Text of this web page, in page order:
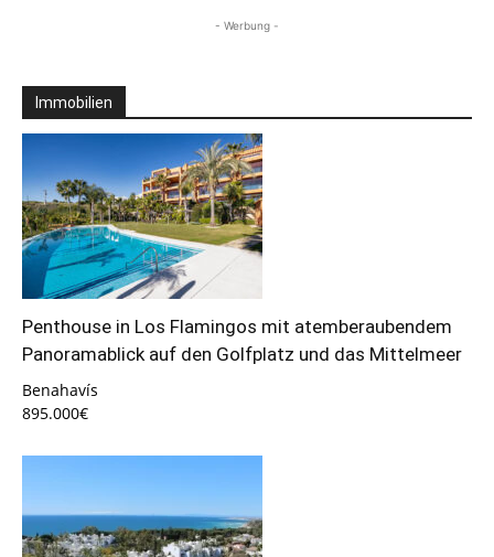
- Werbung -
Immobilien
Penthouse in Los Flamingos mit atemberaubendem
Panoramablick auf den Golfplatz und das Mittelmeer
Benahavís
895.000€